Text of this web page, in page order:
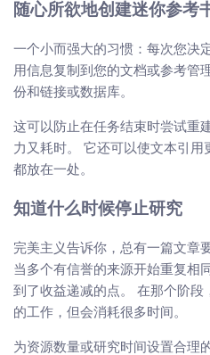
随心所欲地创建迷你参考
一个小而强大的习惯：每次您决
用信息复制到您的文档或参考管
份和链接或数据库。
这可以防止在任务结束时尝试重
力又耗时。 它还可以使文本引
都放在一处。
知道什么时候停止研究
完美主义告诉你，总有一篇文章
当多个有信誉的来源开始重复相
到了收益递减的点。 在那个阶
的工作，但会消耗很多时间。
为资源数量或研究时间设置合理